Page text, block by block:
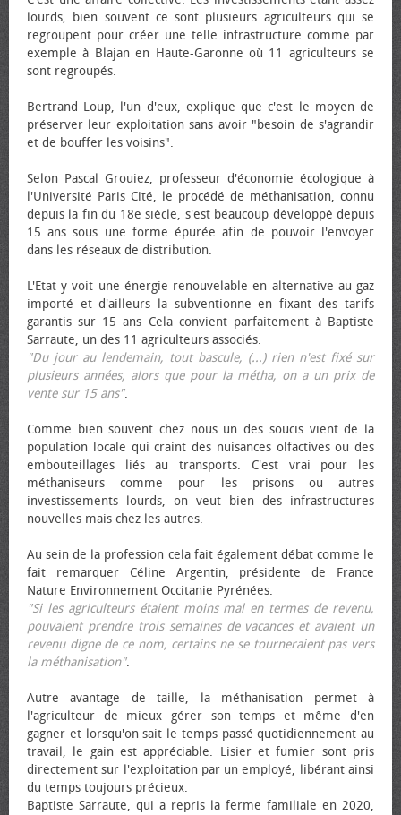
lourds, bien souvent ce sont plusieurs agriculteurs qui se
regroupent pour créer une telle infrastructure comme par
exemple à Blajan en Haute-Garonne où 11 agriculteurs se
sont regroupés.
Bertrand Loup, l'un d'eux, explique que c'est le moyen de
préserver leur exploitation sans avoir "besoin de s'agrandir
et de bouffer les voisins".
Selon Pascal Grouiez, professeur d'économie écologique à
l'Université Paris Cité, le procédé de méthanisation, connu
depuis la fin du 18e siècle, s'est beaucoup développé depuis
15 ans sous une forme épurée afin de pouvoir l'envoyer
dans les réseaux de distribution.
L'Etat y voit une énergie renouvelable en alternative au gaz
importé et d'ailleurs la subventionne en fixant des tarifs
garantis sur 15 ans Cela convient parfaitement à Baptiste
Sarraute, un des 11 agriculteurs associés.
"Du jour au lendemain, tout bascule, (...) rien n'est fixé sur
plusieurs années, alors que pour la métha, on a un prix de
vente sur 15 ans".
Comme bien souvent chez nous un des soucis vient de la
population locale qui craint des nuisances olfactives ou des
embouteillages liés au transports. C'est vrai pour les
méthaniseurs comme pour les prisons ou autres
investissements lourds, on veut bien des infrastructures
nouvelles mais chez les autres.
Au sein de la profession cela fait également débat comme le
fait remarquer Céline Argentin, présidente de France
Nature Environnement Occitanie Pyrénées.
"Si les agriculteurs étaient moins mal en termes de revenu,
pouvaient prendre trois semaines de vacances et avaient un
revenu digne de ce nom, certains ne se tourneraient pas vers
la méthanisation".
Autre avantage de taille, la méthanisation permet à
l'agriculteur de mieux gérer son temps et même d'en
gagner et lorsqu'on sait le temps passé quotidiennement au
travail, le gain est appréciable. Lisier et fumier sont pris
directement sur l'exploitation par un employé, libérant ainsi
du temps toujours précieux.
Baptiste Sarraute, qui a repris la ferme familiale en 2020,